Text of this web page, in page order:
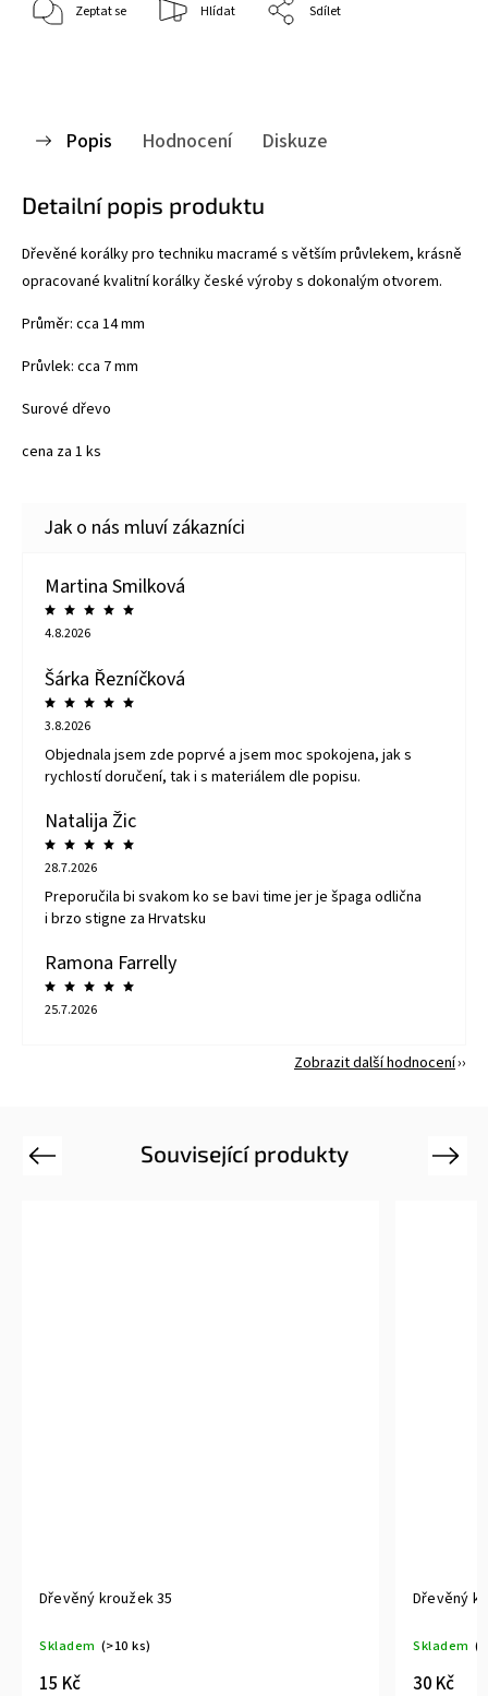
Zeptat se Hlídat Sdílet
Popis Hodnocení Diskuze
Detailní popis produktu
Dřevěné korálky pro techniku macramé s větším průvlekem, krásně
opracované kvalitní korálky české výroby s dokonalým otvorem.
Průměr: cca 14 mm
Průvlek: cca 7 mm
Surové dřevo
cena za 1 ks
Martina Smilková
4.8.2026
Šárka Řezníčková
3.8.2026
Objednala jsem zde poprvé a jsem moc spokojena, jak s
rychlostí doručení, tak i s materiálem dle popisu.
Natalija Žic
28.7.2026
Preporučila bi svakom ko se bavi time jer je špaga odlična
i brzo stigne za Hrvatsku
Ramona Farrelly
25.7.2026
Zobrazit další hodnocení
Související produkty
Previous
Dřevěný kroužek 35
Skladem (>10 ks)
15 Kč
Dřevěný
Skladem
30 Kč
Next